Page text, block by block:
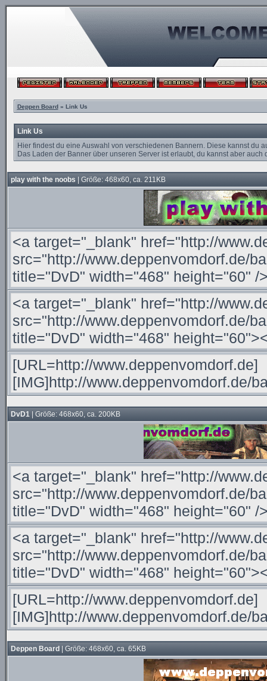
Deppen Board» Link Us
Link Us
Hier findest du eine Auswahl von verschiedenen Bannern. Diese kannst
Das Laden der Banner über unseren Server ist erlaubt, du kannst aber
play with the noobs | Größe: 468x60, ca. 211KB
DvD1 | Größe: 468x60, ca. 200KB
Deppen Board | Größe: 468x60, ca. 65KB